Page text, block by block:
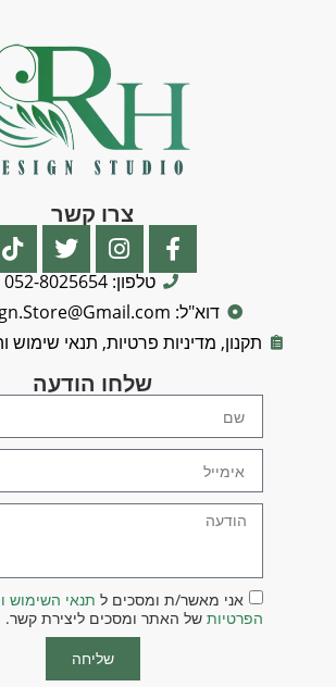
צרו קשר
טלפון: 052-8025654
דוא"ל: RHdesign.Store@Gmail.com
תקנון, מדיניות פרטיות, תנאי שימוש
שלחו הודעה
אני מאשר/ת ומסכים ל תנאי השימוש
הפרטיות של האתר ומסכים ליצירת קשר.
שליחה